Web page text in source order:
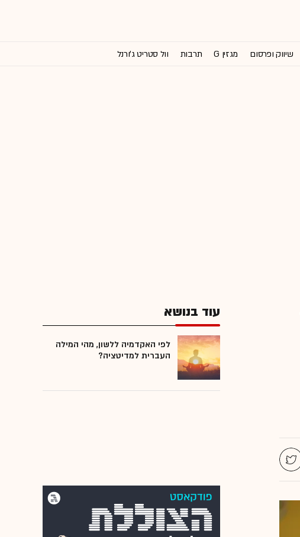
שיווק ופרסום מגזין G תרבות וול סטריט ג'ורנל
עוד בנושא
לפי האקדמיה ללשון, מהי המילה
העברית למדיטציה?